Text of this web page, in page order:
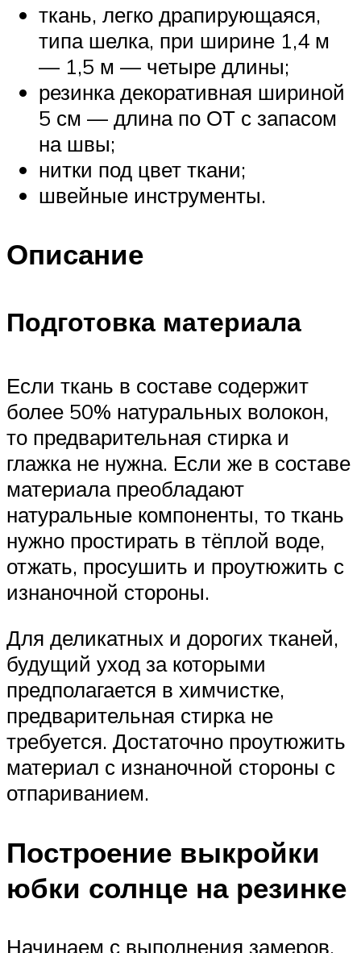
ткань, легко драпирующаяся,
типа шелка, при ширине 1,4 м
— 1,5 м — четыре длины;
резинка декоративная шириной
5 см — длина по ОТ с запасом
на швы;
нитки под цвет ткани;
швейные инструменты.
Описание
Подготовка материала
Если ткань в составе содержит
более 50% натуральных волокон,
то предварительная стирка и
глажка не нужна. Если же в составе
материала преобладают
натуральные компоненты, то ткань
нужно простирать в тёплой воде,
отжать, просушить и проутюжить с
изнаночной стороны.
Для деликатных и дорогих тканей,
будущий уход за которыми
предполагается в химчистке,
предварительная стирка не
требуется. Достаточно проутюжить
материал с изнаночной стороны с
отпариванием.
Построение выкройки
юбки солнце на резинке
Начинаем с выполнения замеров.